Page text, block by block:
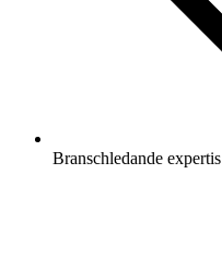
Branschledande expertis